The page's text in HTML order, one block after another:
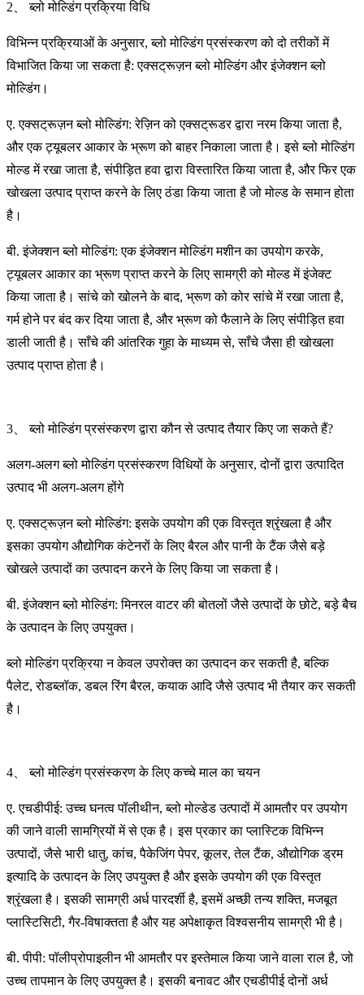
2、 ब्लो मोल्डिंग प्रक्रिया विधि
विभिन्न प्रक्रियाओं के अनुसार, ब्लो मोल्डिंग प्रसंस्करण को दो तरीकों में
विभाजित किया जा सकता है: एक्सट्रूज़न ब्लो मोल्डिंग और इंजेक्शन ब्लो
मोल्डिंग।
ए. एक्सट्रूज़न ब्लो मोल्डिंग: रेज़िन को एक्सट्रूडर द्वारा नरम किया जाता है,
और एक ट्यूबलर आकार के भ्रूण को बाहर निकाला जाता है। इसे ब्लो मोल्डिंग
मोल्ड में रखा जाता है, संपीड़ित हवा द्वारा विस्तारित किया जाता है, और फिर एक
खोखला उत्पाद प्राप्त करने के लिए ठंडा किया जाता है जो मोल्ड के समान होता
है।
बी. इंजेक्शन ब्लो मोल्डिंग: एक इंजेक्शन मोल्डिंग मशीन का उपयोग करके,
ट्यूबलर आकार का भ्रूण प्राप्त करने के लिए सामग्री को मोल्ड में इंजेक्ट
किया जाता है। सांचे को खोलने के बाद, भ्रूण को कोर सांचे में रखा जाता है,
गर्म होने पर बंद कर दिया जाता है, और भ्रूण को फैलाने के लिए संपीड़ित हवा
डाली जाती है। साँचे की आंतरिक गुहा के माध्यम से, साँचे जैसा ही खोखला
उत्पाद प्राप्त होता है।
3、 ब्लो मोल्डिंग प्रसंस्करण द्वारा कौन से उत्पाद तैयार किए जा सकते हैं?
अलग-अलग ब्लो मोल्डिंग प्रसंस्करण विधियों के अनुसार, दोनों द्वारा उत्पादित
उत्पाद भी अलग-अलग होंगे
ए. एक्सट्रूज़न ब्लो मोल्डिंग: इसके उपयोग की एक विस्तृत श्रृंखला है और
इसका उपयोग औद्योगिक कंटेनरों के लिए बैरल और पानी के टैंक जैसे बड़े
खोखले उत्पादों का उत्पादन करने के लिए किया जा सकता है।
बी. इंजेक्शन ब्लो मोल्डिंग: मिनरल वाटर की बोतलों जैसे उत्पादों के छोटे, बड़े बैच
के उत्पादन के लिए उपयुक्त।
ब्लो मोल्डिंग प्रक्रिया न केवल उपरोक्त का उत्पादन कर सकती है, बल्कि
पैलेट, रोडब्लॉक, डबल रिंग बैरल, कयाक आदि जैसे उत्पाद भी तैयार कर सकती
है।
4、 ब्लो मोल्डिंग प्रसंस्करण के लिए कच्चे माल का चयन
ए. एचडीपीई: उच्च घनत्व पॉलीथीन, ब्लो मोल्डेड उत्पादों में आमतौर पर उपयोग
की जाने वाली सामग्रियों में से एक है। इस प्रकार का प्लास्टिक विभिन्न
उत्पादों, जैसे भारी धातु, कांच, पैकेजिंग पेपर, कूलर, तेल टैंक, औद्योगिक ड्रम
इत्यादि के उत्पादन के लिए उपयुक्त है और इसके उपयोग की एक विस्तृत
श्रृंखला है। इसकी सामग्री अर्ध पारदर्शी है, इसमें अच्छी तन्य शक्ति, मजबूत
प्लास्टिसिटी, गैर-विषाक्तता है और यह अपेक्षाकृत विश्वसनीय सामग्री भी है।
बी. पीपी: पॉलीप्रोपाइलीन भी आमतौर पर इस्तेमाल किया जाने वाला राल है, जो
उच्च तापमान के लिए उपयुक्त है। इसकी बनावट और एचडीपीई दोनों अर्ध